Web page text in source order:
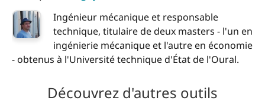
Ingénieur mécanique et responsable
technique, titulaire de deux masters - l'un en
ingénierie mécanique et l'autre en économie
- obtenus à l'Université technique d'État de l'Oural.
Découvrez d'autres outils